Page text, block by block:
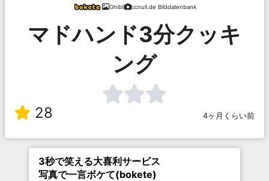
Ghibli ccnull.de Bilddatenbank
マドハンド3分クッキ
ング
28 4ヶ月くらい前
3秒で笑える大喜利サービス
写真で一言ボケて(bokete)